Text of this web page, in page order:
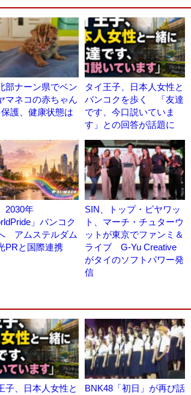
部ナーン県でベン
マネコの赤ちゃん
護、健康状態は
タイ王子、日本人女性と
バンコクを歩く 「友達
です、今口説いていま
す」との回答が話題に
2030年
」バンコク
アムステルダム
PRと国際連携
SIN、トップ・ピヤワッ
ト、マーチ・チュターウ
ットが東京でファンミ＆
ライブ G-Yu Creative
がタイのソフトパワー発
信
子、日本人女性と BNK48「初日」が再び話